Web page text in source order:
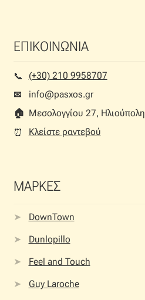
ΕΠΙΚΟΙΝΩΝΙΑ
📞︎
(+30) 210 9958707
✉
info@pasxos.gr
🏠︎ Μεσολογγίου 27, Ηλιούπολη
⏰︎
Κλείστε ραντεβού
ΜΑΡΚΕΣ
DownTown
Dunlopillo
Feel and Touch
Guy Laroche